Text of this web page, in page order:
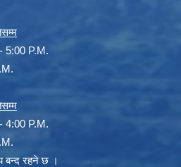
5:00 P.M.
4:00 P.M.
बन्द रहने छ ।